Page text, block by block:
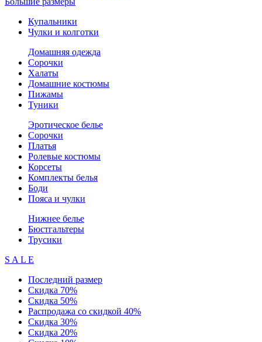
Купальники
Чулки и колготки
Домашняя одежда
Сорочки
Халаты
Домашние костюмы
Пижамы
Туники
Эротическое белье
Сорочки
Платья
Ролевые костюмы
Корсеты
Комплекты белья
Боди
Пояса и чулки
Нижнее белье
Бюстгальтеры
Трусики
S A L E
Последний размер
Скидка 70%
Скидка 50%
Распродажа со скидкой 40%
Скидка 30%
Скидка 20%